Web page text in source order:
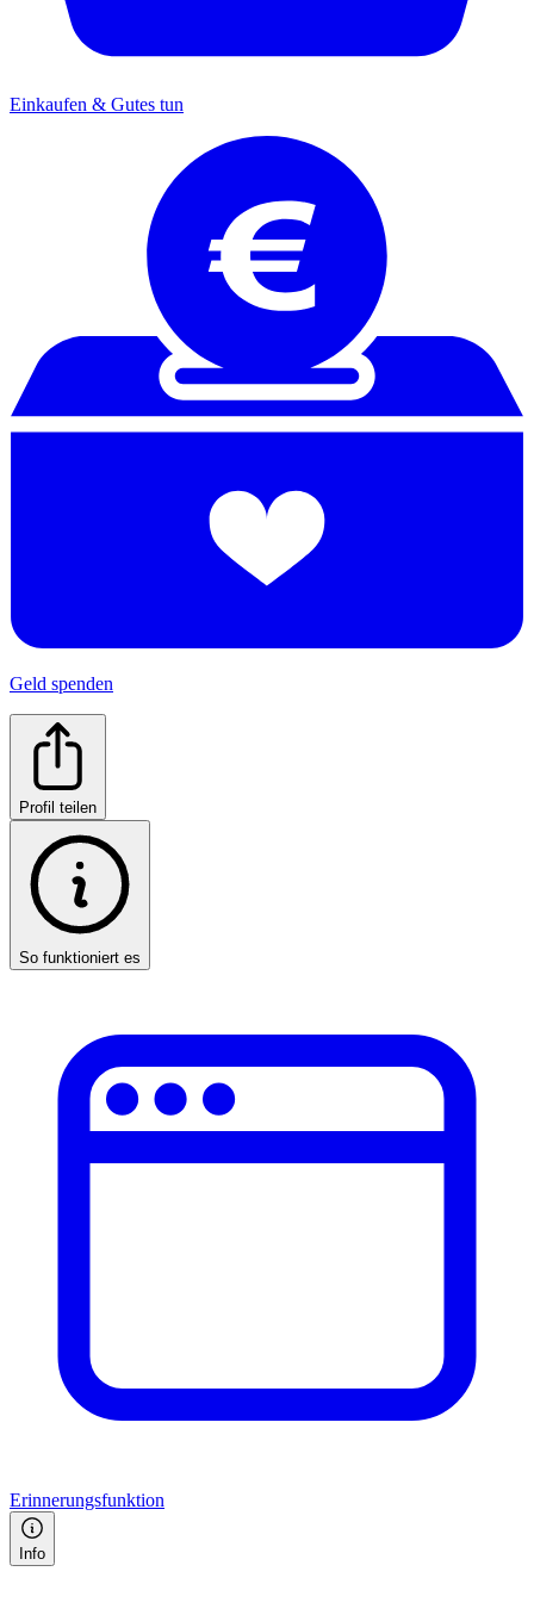
Einkaufen & Gutes tun
Geld spenden
Profil teilen
So funktioniert es
Erinnerungsfunktion
Info